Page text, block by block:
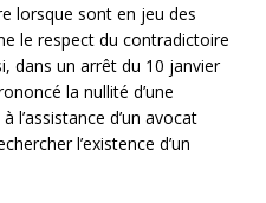
lorsque sont en jeu des
le respect du contradictoire
dans un arrêt du 10 janvier
la nullité d’une
l’assistance d’un avocat
l’existence d’un